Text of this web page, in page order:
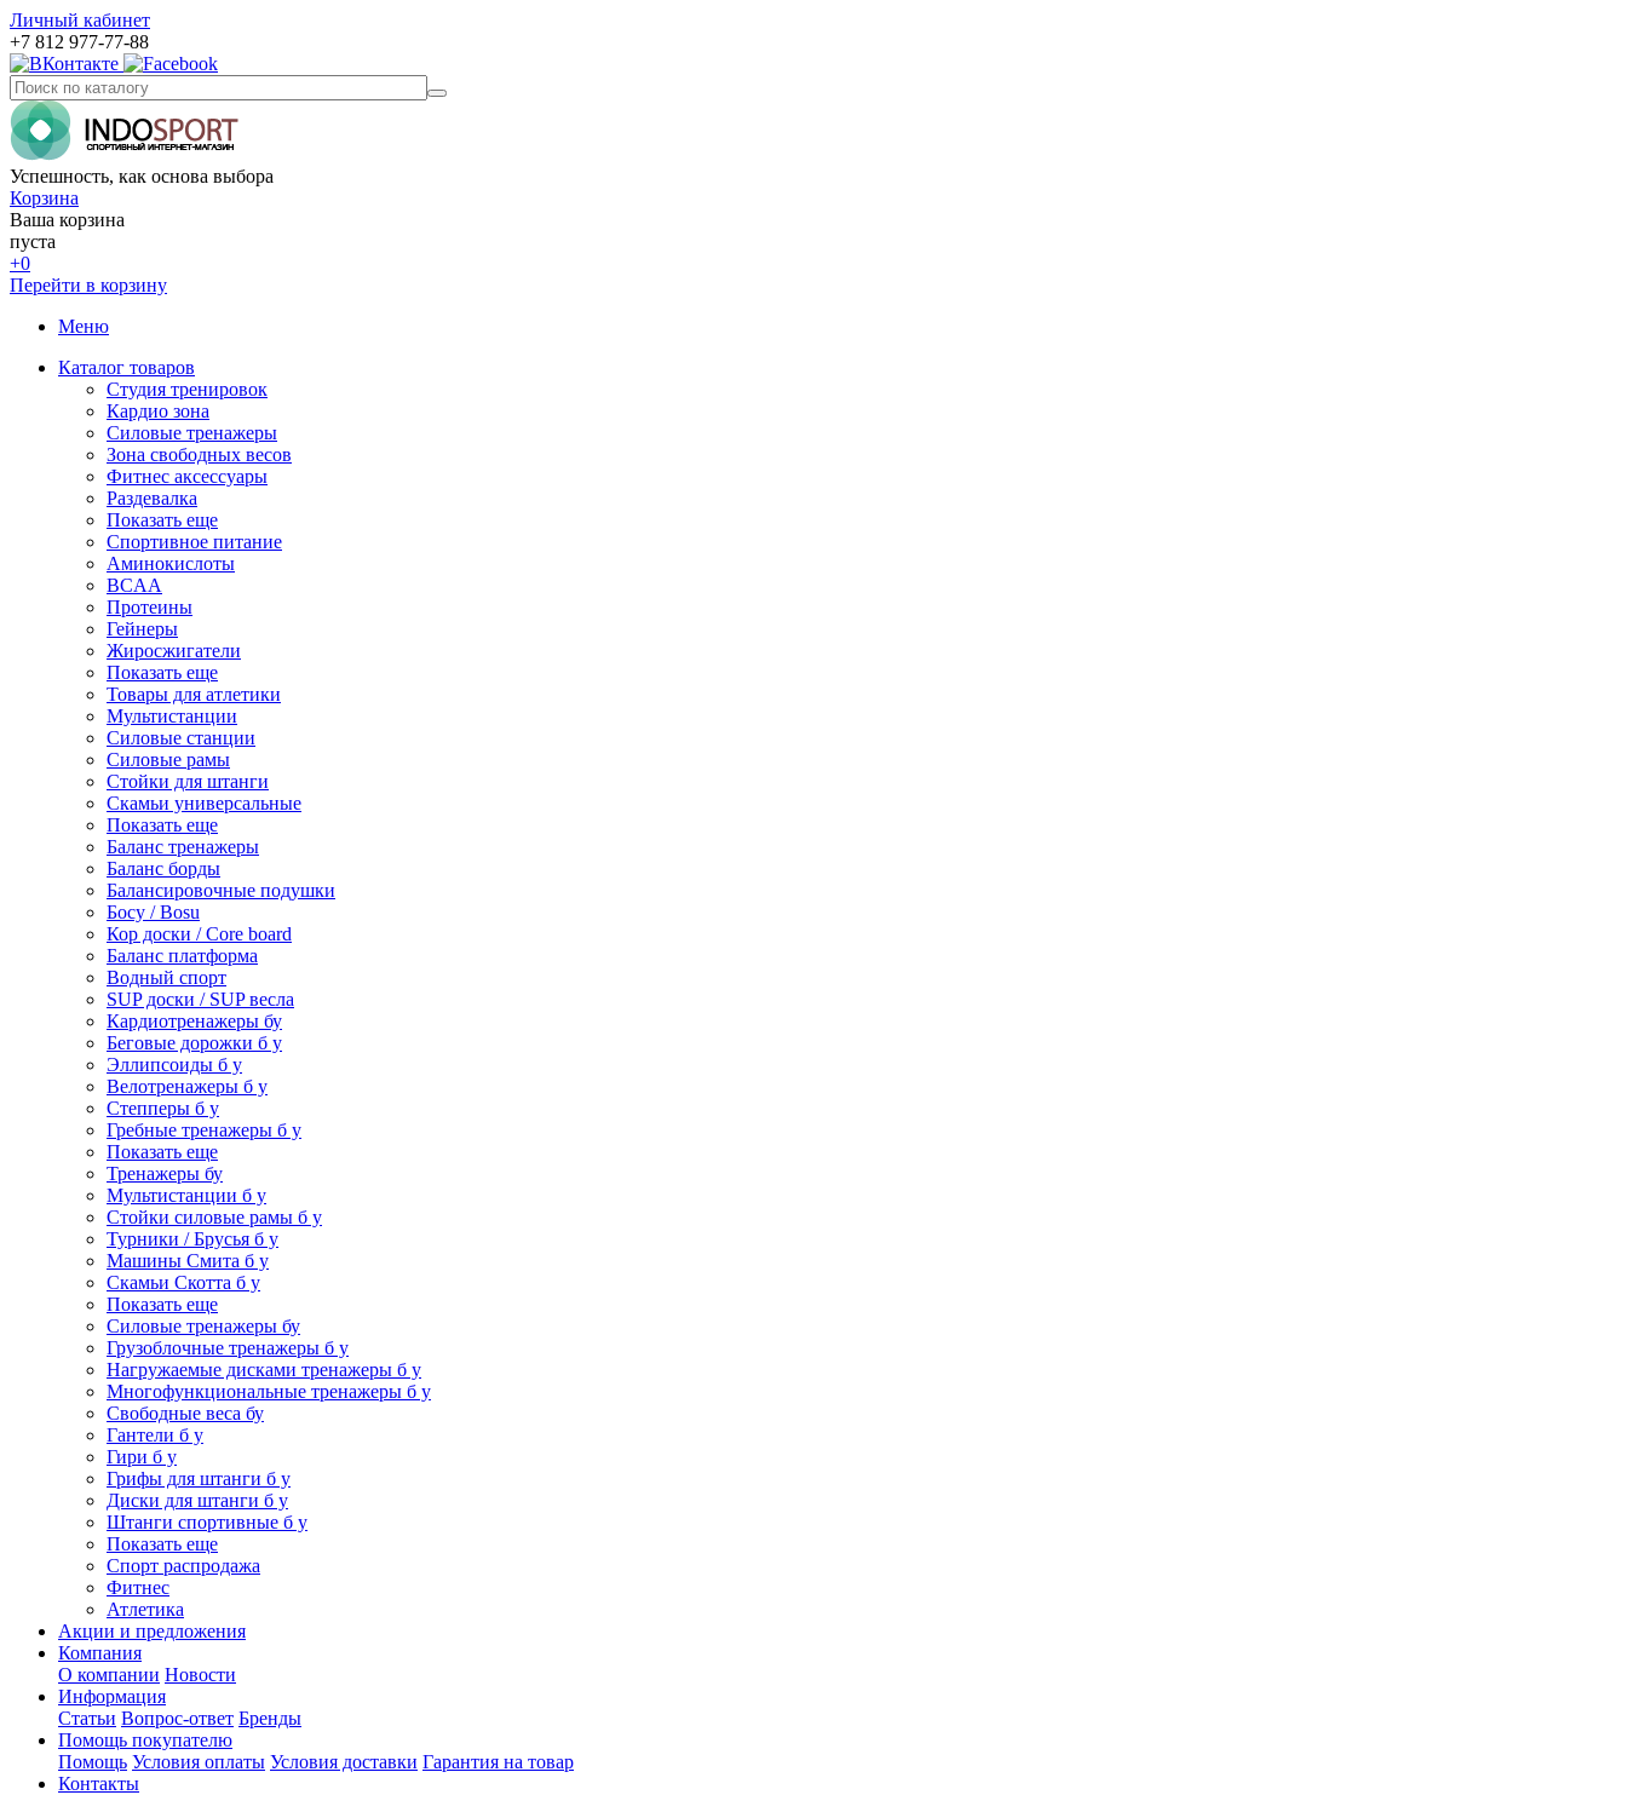
Личный кабинет
+7 812 977-77-88
Успешность, как основа выбора
Корзина
Ваша корзина
пуста
+0
Перейти в корзину
Меню
Каталог товаров
Студия тренировок
Кардио зона
Силовые тренажеры
Зона свободных весов
Фитнес аксессуары
Раздевалка
Показать еще
Спортивное питание
Аминокислоты
BCAA
Протеины
Гейнеры
Жиросжигатели
Показать еще
Товары для атлетики
Мультистанции
Силовые станции
Силовые рамы
Стойки для штанги
Скамьи универсальные
Показать еще
Баланс тренажеры
Баланс борды
Балансировочные подушки
Босу / Bosu
Кор доски / Core board
Баланс платформа
Водный спорт
SUP доски / SUP весла
Кардиотренажеры бу
Беговые дорожки б у
Эллипсоиды б у
Велотренажеры б у
Степперы б у
Гребные тренажеры б у
Показать еще
Тренажеры бу
Мультистанции б у
Стойки силовые рамы б у
Турники / Брусья б у
Машины Смита б у
Скамьи Скотта б у
Показать еще
Силовые тренажеры бу
Грузоблочные тренажеры б у
Нагружаемые дисками тренажеры б у
Многофункциональные тренажеры б у
Свободные веса бу
Гантели б у
Гири б у
Грифы для штанги б у
Диски для штанги б у
Штанги спортивные б у
Показать еще
Спорт распродажа
Фитнес
Атлетика
Акции и предложения
Компания
О компании Новости
Информация
Статьи Вопрос-ответ Бренды
Помощь покупателю
Помощь Условия оплаты Условия доставки Гарантия на товар
Контакты